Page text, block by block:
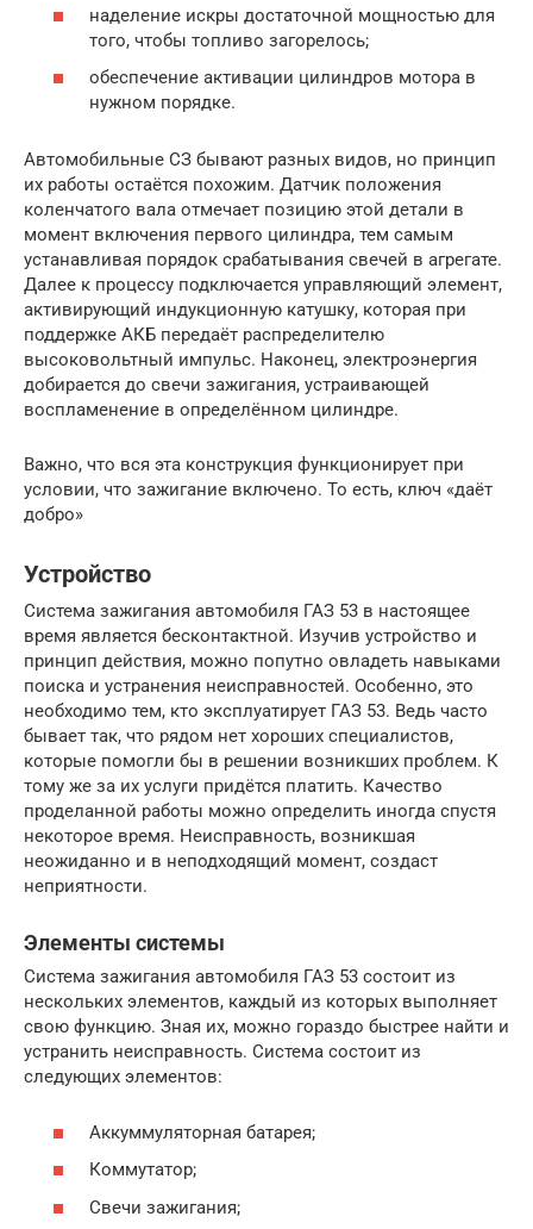
наделение искры достаточной мощностью для
того, чтобы топливо загорелось;
обеспечение активации цилиндров мотора в
нужном порядке.
Автомобильные СЗ бывают разных видов, но принцип
их работы остаётся похожим. Датчик положения
коленчатого вала отмечает позицию этой детали в
момент включения первого цилиндра, тем самым
устанавливая порядок срабатывания свечей в агрегате.
Далее к процессу подключается управляющий элемент,
активирующий индукционную катушку, которая при
поддержке АКБ передаёт распределителю
высоковольтный импульс. Наконец, электроэнергия
добирается до свечи зажигания, устраивающей
воспламенение в определённом цилиндре.
Важно, что вся эта конструкция функционирует при
условии, что зажигание включено. То есть, ключ «даёт
добро»
Устройство
Система зажигания автомобиля ГАЗ 53 в настоящее
время является бесконтактной. Изучив устройство и
принцип действия, можно попутно овладеть навыками
поиска и устранения неисправностей. Особенно, это
необходимо тем, кто эксплуатирует ГАЗ 53. Ведь часто
бывает так, что рядом нет хороших специалистов,
которые помогли бы в решении возникших проблем. К
тому же за их услуги придётся платить. Качество
проделанной работы можно определить иногда спустя
некоторое время. Неисправность, возникшая
неожиданно и в неподходящий момент, создаст
неприятности.
Элементы системы
Система зажигания автомобиля ГАЗ 53 состоит из
нескольких элементов, каждый из которых выполняет
свою функцию. Зная их, можно гораздо быстрее найти и
устранить неисправность. Система состоит из
следующих элементов:
Аккуммуляторная батарея;
Коммутатор;
Свечи зажигания;